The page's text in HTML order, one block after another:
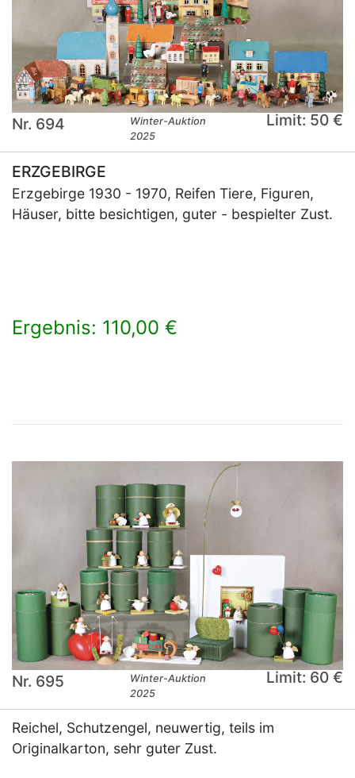
Nr. 694
Winter-Auktion
2025
Limit: 50 €
ERZGEBIRGE
Erzgebirge 1930 - 1970, Reifen Tiere, Figuren,
Häuser, bitte besichtigen, guter - bespielter Zust.
Ergebnis: 110,00 €
Nr. 695
Winter-Auktion
2025
Limit: 60 €
Reichel, Schutzengel, neuwertig, teils im
Originalkarton, sehr guter Zust.